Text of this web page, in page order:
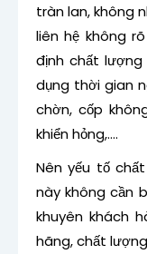
tràn lan, không
liên hệ không
định chất
dụng thời gian
chờn, cốp
khiển hỏng,….
Nên yếu tố
này không cần
khuyên khách
hãng, chất